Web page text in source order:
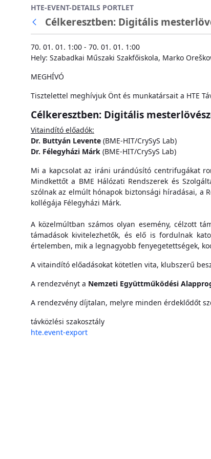
Ugrás a fő tartalomhoz
HTE-EVENT-DETAILS PORTLET
Célkeresztben: Digitális
70. 01. 01. 1:00 - 70. 01. 01. 1:00
Hely: Szabadkai Műszaki Szakfőiskola, Marko
MEGHÍVÓ
Tisztelettel meghívjuk Önt és munkatársait a HTE
Célkeresztben: Digitális
Vitaindító előadók:
Dr. Buttyán Levente (BME-HIT/CrySyS Lab)
Dr. Félegyházi Márk (BME-HIT/CrySyS Lab)
Mi a kapcsolat az iráni urándúsító centrifugákat
Mindkettőt a BME Hálózati Rendszerek és
szólnak az elmúlt hónapok biztonsági híradásai, a
kollégája Félegyházi Márk.
A közelmúltban számos olyan esemény, célzott
támadások kivitelezhetők, és elő is fordulnak
értelemben, mik a legnagyobb fenyegetettségek,
A vitaindító előadásokat kötetlen vita, klubszerű
A rendezvényt a Nemzeti Együttműködési
A rendezvény díjtalan, melyre minden érdeklődőt
távközlési szakosztály
hte.event-export